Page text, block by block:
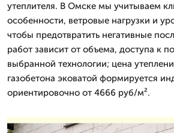
утеплителя. В Омске мы учитываем
особенности, ветровые нагрузки и
чтобы предотвратить негативные
работ зависит от объема, доступа к
выбранной технологии; цена
газобетона эковатой формируется
ориентировочно от 4666 руб/м².